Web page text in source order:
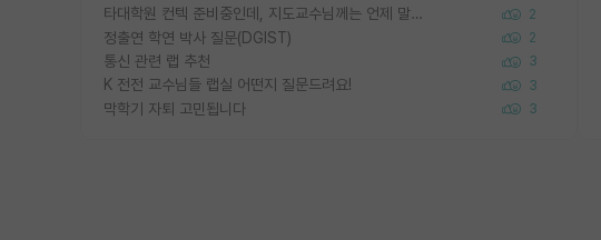
타대학원 컨텍 준비중인데, 지도교수님께는 언제 말씀드려야 할까요? 2
정출연 학연 박사 질문(DGIST) 2
통신 관련 랩 추천 3
K 전전 교수님들 랩실 어떤지 질문드려요! 3
막학기 자퇴 고민됩니다 3